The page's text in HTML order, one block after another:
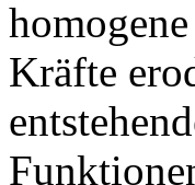
Kräfte